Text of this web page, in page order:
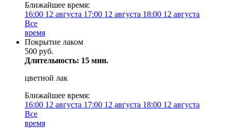
Ближайшее время:
16:00 12 августа 17:00 12 августа 18:00 12 августа
Все
время
Покрытие лаком
500 руб.
Длительность: 15 мин.
цветной лак
Ближайшее время:
16:00 12 августа 17:00 12 августа 18:00 12 августа
Все
время